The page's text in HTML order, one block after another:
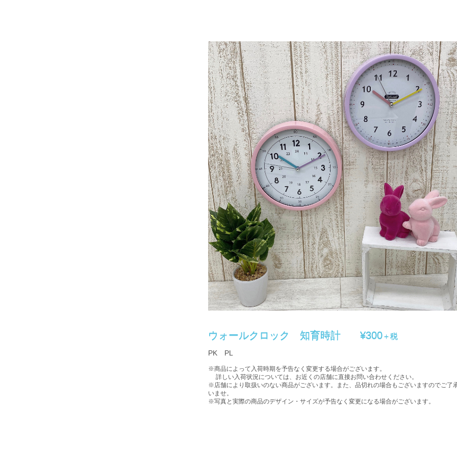
ウォールクロック 知育時計 ¥300＋税
PK PL
※商品によって入荷時期を予告なく変更する場合がございます。
詳しい入荷状況については、お近くの店舗に直接お問い合わせください。
※店舗により取扱いのない商品がございます。また、品切れの場合もございますのでご了
いませ。
※写真と実際の商品のデザイン・サイズが予告なく変更になる場合がございます。